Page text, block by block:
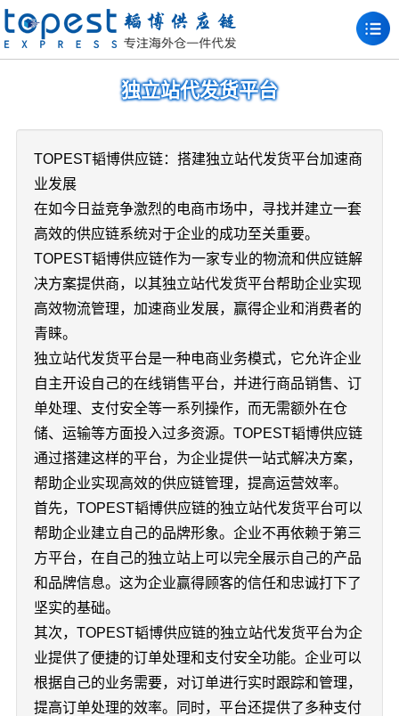
独立站代发货平台
TOPEST韬博供应链：搭建独立站代发货平台加速商
业发展
在如今日益竞争激烈的电商市场中，寻找并建立一套
高效的供应链系统对于企业的成功至关重要。
TOPEST韬博供应链作为一家专业的物流和供应链解
决方案提供商，以其独立站代发货平台帮助企业实现
高效物流管理，加速商业发展，赢得企业和消费者的
青睐。
独立站代发货平台是一种电商业务模式，它允许企业
自主开设自己的在线销售平台，并进行商品销售、订
单处理、支付安全等一系列操作，而无需额外在仓
储、运输等方面投入过多资源。TOPEST韬博供应链
通过搭建这样的平台，为企业提供一站式解决方案，
帮助企业实现高效的供应链管理，提高运营效率。
首先，TOPEST韬博供应链的独立站代发货平台可以
帮助企业建立自己的品牌形象。企业不再依赖于第三
方平台，在自己的独立站上可以完全展示自己的产品
和品牌信息。这为企业赢得顾客的信任和忠诚打下了
坚实的基础。
其次，TOPEST韬博供应链的独立站代发货平台为企
业提供了便捷的订单处理和支付安全功能。企业可以
根据自己的业务需要，对订单进行实时跟踪和管理，
提高订单处理的效率。同时，平台还提供了多种支付